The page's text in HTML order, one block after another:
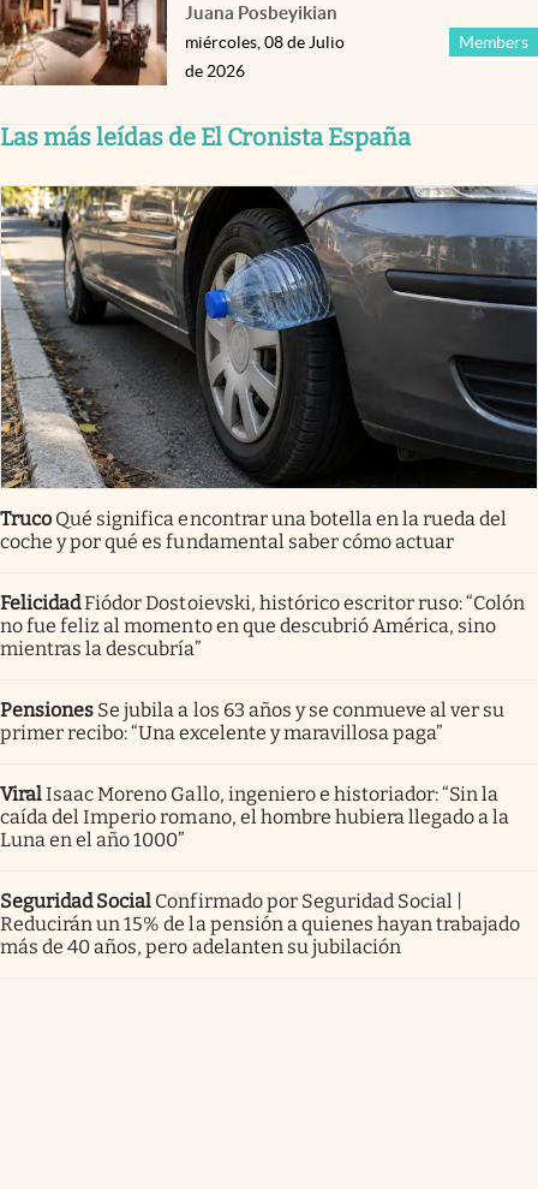
Juana Posbeyikian
Members
miércoles, 08 de Julio
de 2026
Las más leídas de El Cronista España
Truco Qué significa encontrar una botella en la rueda del
coche y por qué es fundamental saber cómo actuar
FelicidadFiódor Dostoievski, histórico escritor ruso: “Colón
no fue feliz al momento en que descubrió América, sino
mientras la descubría”
Pensiones Se jubila a los 63 años y se conmueve al ver su
primer recibo: “Una excelente y maravillosa paga”
ViralIsaac Moreno Gallo, ingeniero e historiador: “Sin la
caída del Imperio romano, el hombre hubiera llegado a la
Luna en el año 1000”
Seguridad Social Confirmado por Seguridad Social |
Reducirán un 15% de la pensión a quienes hayan trabajado
más de 40 años, pero adelanten su jubilación